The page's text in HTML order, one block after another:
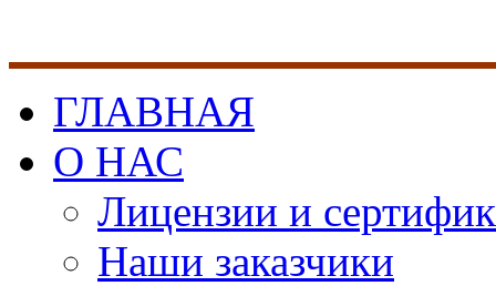
ГЛАВНАЯ
О НАС
Лицензии и
Наши заказчики